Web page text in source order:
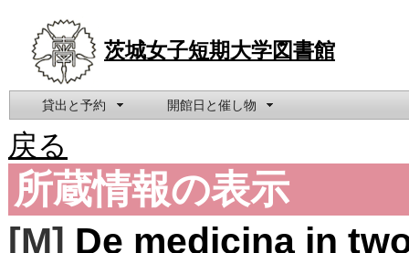
茨城女子短期大学図書館
貸出と予約 開館日と催し物
戻る
所蔵情報の表示
[M] De medicina in